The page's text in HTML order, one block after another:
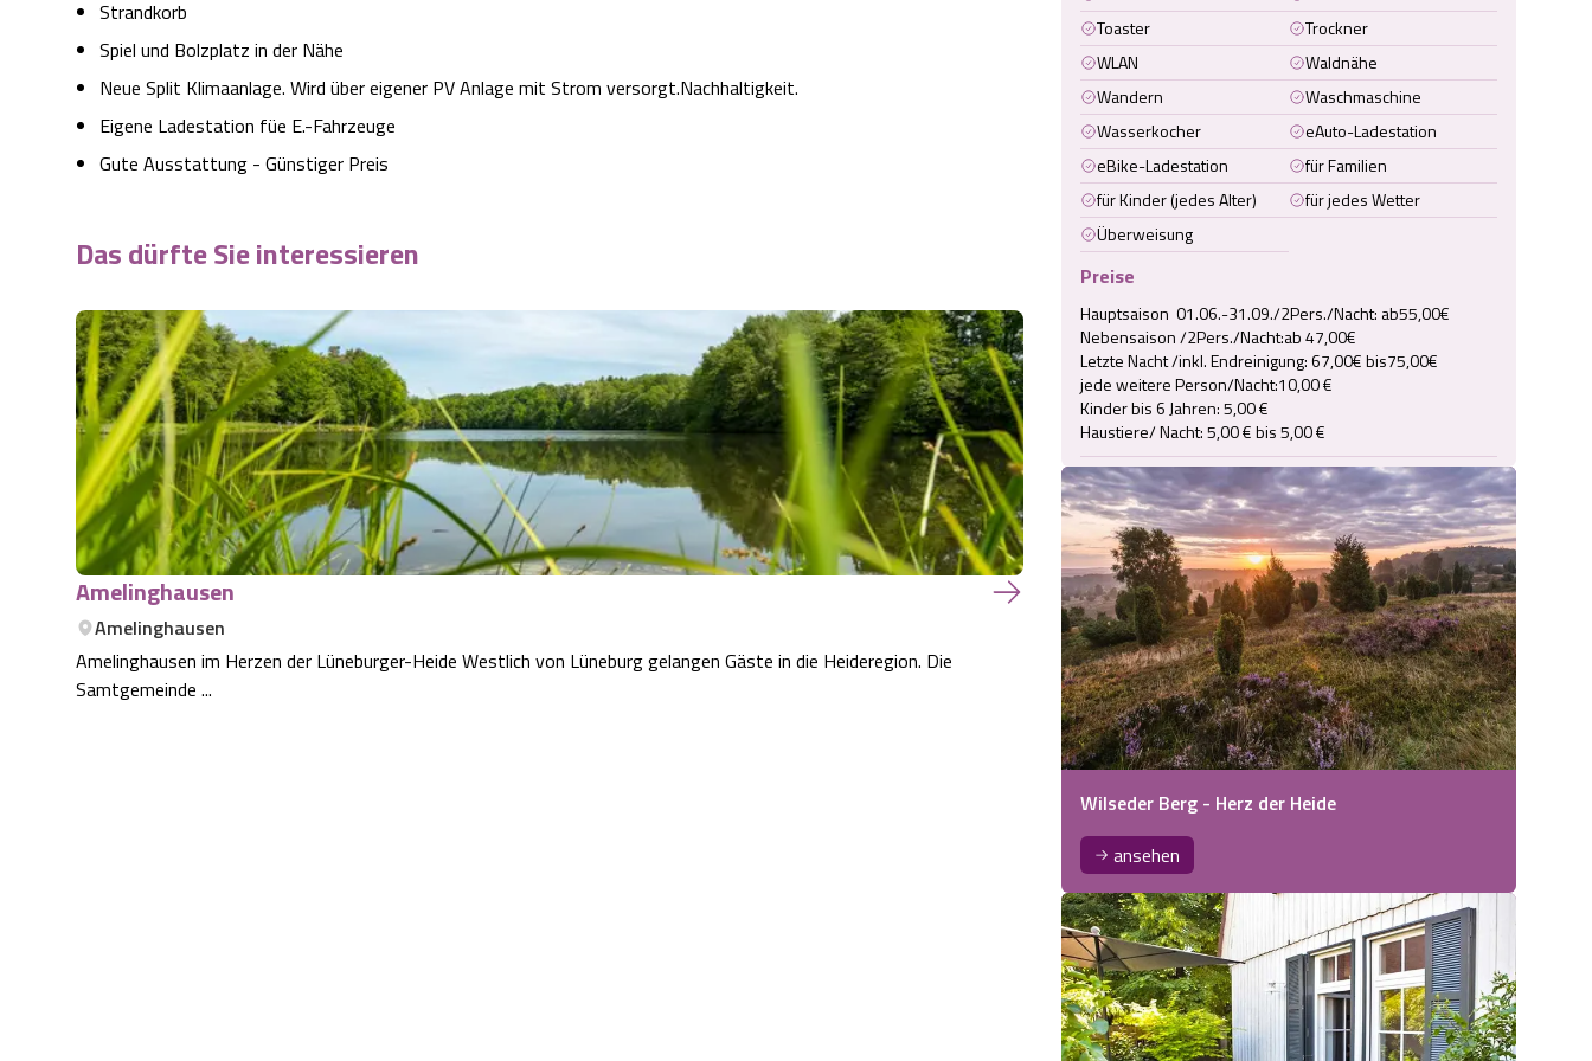
Strandkorb
Spiel und Bolzplatz in der Nähe
Neue Split Klimaanlage. Wird über eigener PV Anlage mit Strom versorgt.Nachhaltigkeit.
Eigene Ladestation füe E.-Fahrzeuge
Gute Ausstattung - Günstiger Preis
Das dürfte Sie interessieren
Amelinghausen
Amelinghausen
Amelinghausen im Herzen der Lüneburger-Heide Westlich von Lüneburg gelangen Gäste in die Heideregion. Die
Samtgemeinde ...
Toaster
Trockner
WLAN
Waldnähe
Wandern
Waschmaschine
Wasserkocher
eAuto-Ladestation
eBike-Ladestation
für Familien
für Kinder (jedes Alter)
für jedes Wetter
Überweisung
Preise
Hauptsaison  01.06.-31.09./2Pers./Nacht: ab55,00€
Nebensaison /2Pers./Nacht:ab 47,00€
Letzte Nacht /inkl. Endreinigung: 67,00€ bis75,00€
jede weitere Person/Nacht:10,00 €
Kinder bis 6 Jahren: 5,00 €
Haustiere/ Nacht: 5,00 € bis 5,00 €
Wilseder Berg - Herz der Heide
ansehen